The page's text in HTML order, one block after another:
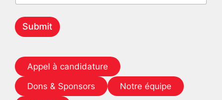
N
a
m
a
m
e
a
l
*
Submit
Appel à candidature
Dons & Sponsors
Notre équipe